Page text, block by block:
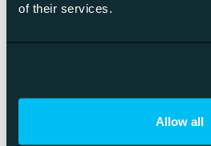
of their services.
Allow all
trendeistä ja auttaa arvioimaan
Tekoäly myös nopeuttaa
relevanttia tietoa oikeaan aikaan.